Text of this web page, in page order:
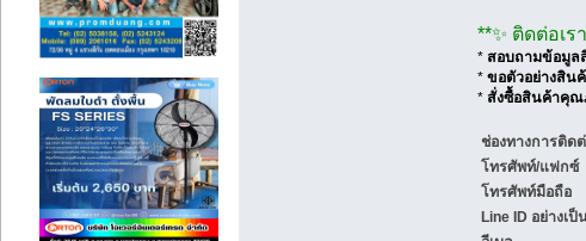
**✨ ติดต่อเร
* สอบถามข้อมูล
* ขอตัวอย่างสิน
* สั่งซื้อสินค้าคุณ
ช่องทางการติด
โทรศัพท์/แฟกซ์
โทรศัพท์มือถือ
Line ID อย่างเป็